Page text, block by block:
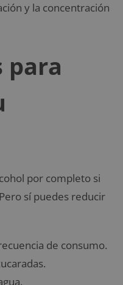
y la concentración
por completo si
sí puedes reducir
de consumo.